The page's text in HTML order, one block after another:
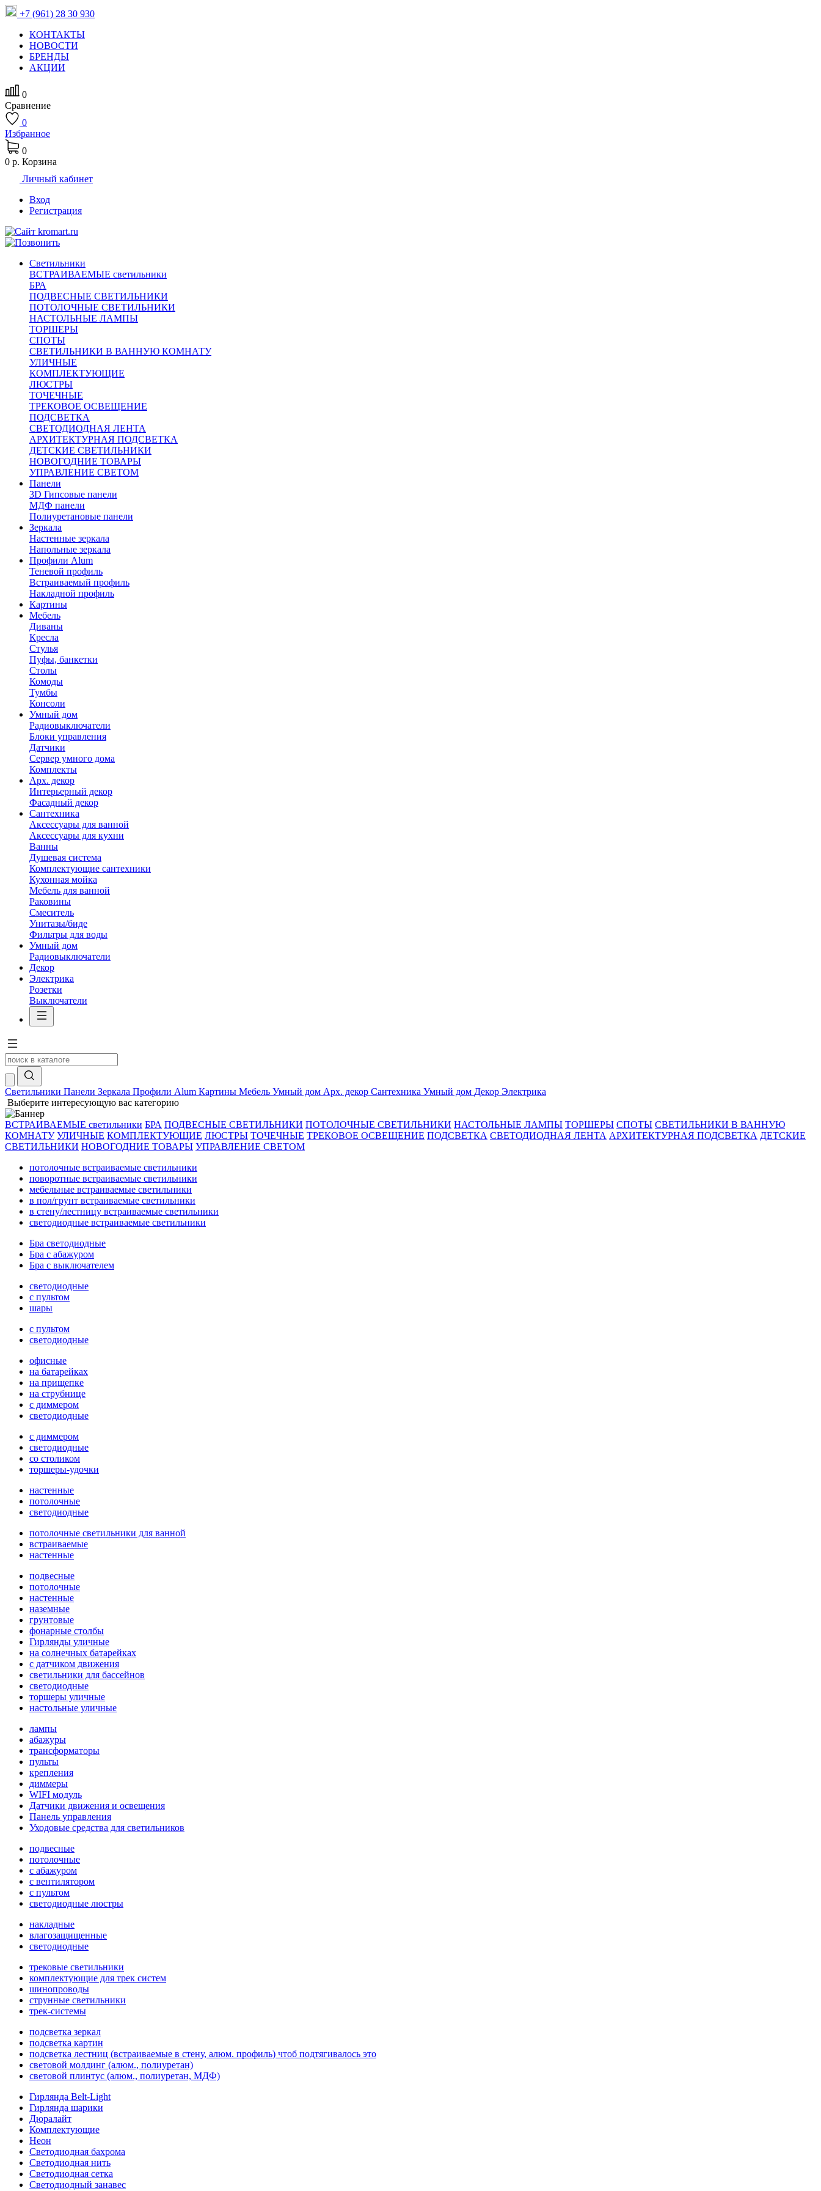
+7 (961) 28 30 930
КОНТАКТЫ
НОВОСТИ
БРЕНДЫ
АКЦИИ
0
Сравнение
0
Избранное
0
0 р. Корзина
Личный кабинет
Вход
Регистрация
Светильники
ВСТРАИВАЕМЫЕ светильники
БРА
ПОДВЕСНЫЕ СВЕТИЛЬНИКИ
ПОТОЛОЧНЫЕ СВЕТИЛЬНИКИ
НАСТОЛЬНЫЕ ЛАМПЫ
ТОРШЕРЫ
СПОТЫ
СВЕТИЛЬНИКИ В ВАННУЮ КОМНАТУ
УЛИЧНЫЕ
КОМПЛЕКТУЮЩИЕ
ЛЮСТРЫ
ТОЧЕЧНЫЕ
ТРЕКОВОЕ ОСВЕЩЕНИЕ
ПОДСВЕТКА
СВЕТОДИОДНАЯ ЛЕНТА
АРХИТЕКТУРНАЯ ПОДСВЕТКА
ДЕТСКИЕ СВЕТИЛЬНИКИ
НОВОГОДНИЕ ТОВАРЫ
УПРАВЛЕНИЕ СВЕТОМ
Панели
3D Гипсовые панели
МДФ панели
Полиуретановые панели
Зеркала
Настенные зеркала
Напольные зеркала
Профили Alum
Теневой профиль
Встраиваемый профиль
Накладной профиль
Картины
Мебель
Диваны
Кресла
Стулья
Пуфы, банкетки
Столы
Комоды
Тумбы
Консоли
Умный дом
Радиовыключатели
Блоки управления
Датчики
Сервер умного дома
Комплекты
Арх. декор
Интерьерный декор
Фасадный декор
Сантехника
Аксессуары для ванной
Аксессуары для кухни
Ванны
Душевая система
Комплектующие сантехники
Кухонная мойка
Мебель для ванной
Раковины
Смеситель
Унитазы/биде
Фильтры для воды
Умный дом
Радиовыключатели
Декор
Электрика
Розетки
Выключатели
Светильники Панели Зеркала Профили Alum Картины Мебель Умный дом Арх. декор Сантехника Умный дом Декор Электрика
Выберите интересующую вас категорию
ВСТРАИВАЕМЫЕ светильники БРА ПОДВЕСНЫЕ СВЕТИЛЬНИКИ ПОТОЛОЧНЫЕ СВЕТИЛЬНИКИ НАСТОЛЬНЫЕ ЛАМПЫ ТОРШЕРЫ СПОТЫ СВЕТИЛЬНИКИ В ВАННУЮ
КОМНАТУ УЛИЧНЫЕ КОМПЛЕКТУЮЩИЕ ЛЮСТРЫ ТОЧЕЧНЫЕ ТРЕКОВОЕ ОСВЕЩЕНИЕ ПОДСВЕТКА СВЕТОДИОДНАЯ ЛЕНТА АРХИТЕКТУРНАЯ ПОДСВЕТКА ДЕТСКИЕ
СВЕТИЛЬНИКИ НОВОГОДНИЕ ТОВАРЫ УПРАВЛЕНИЕ СВЕТОМ
потолочные встраиваемые светильники
поворотные встраиваемые светильники
мебельные встраиваемые светильники
в пол/грунт встраиваемые светильники
в стену/лестницу встраиваемые светильники
светодиодные встраиваемые светильники
Бра светодиодные
Бра с абажуром
Бра с выключателем
светодиодные
с пультом
шары
с пультом
светодиодные
офисные
на батарейках
на прищепке
на струбнице
с диммером
светодиодные
с диммером
светодиодные
со столиком
торшеры-удочки
настенные
потолочные
светодиодные
потолочные светильники для ванной
встраиваемые
настенные
подвесные
потолочные
настенные
наземные
грунтовые
фонарные столбы
Гирлянды уличные
на солнечных батарейках
с датчиком движения
светильники для бассейнов
светодиодные
торшеры уличные
настольные уличные
лампы
абажуры
трансформаторы
пульты
крепления
диммеры
WIFI модуль
Датчики движения и освещения
Панель управления
Уходовые средства для светильников
подвесные
потолочные
с абажуром
с вентилятором
с пультом
светодиодные люстры
накладные
влагозащищенные
светодиодные
трековые светильники
комплектующие для трек систем
шинопроводы
струнные светильники
трек-системы
подсветка зеркал
подсветка картин
подсветка лестниц (встраиваемые в стену, алюм. профиль) чтоб подтягивалось это
световой молдинг (алюм., полиуретан)
световой плинтус (алюм., полиуретан, МДФ)
Гирлянда Belt-Light
Гирлянда шарики
Дюралайт
Комплектующие
Неон
Светодиодная бахрома
Светодиодная нить
Светодиодная сетка
Светодиодный занавес